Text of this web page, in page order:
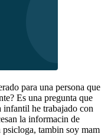
para una persona que
Es una pregunta que
infantil he trabajado con
la informacin de
tambin soy mam